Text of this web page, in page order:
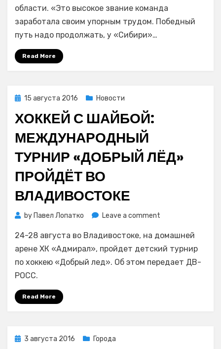
поставил
области. «Это высокое звание команда
заработала своим упорным трудом. Победный
путь надо продолжать, у «Сибири»…
Read More
Posted
15 августа 2016 Новости
ХОККЕЙ С ШАЙБОЙ:
МЕЖДУНАРОДНЫЙ
ТУРНИР «ДОБРЫЙ ЛЁД»
ПРОЙДЁТ ВО
ВЛАДИВОСТОКЕ
by Павел Лопатко Leave a comment
с
шайбой:
международный
24-28 августа во Владивостоке, на домашней
арене ХК «Адмирал», пройдет детский турнир
по хоккею «Добрый лед». Об этом передает ДВ-
РОСС.
Read More
Posted
3 августа 2016 Города